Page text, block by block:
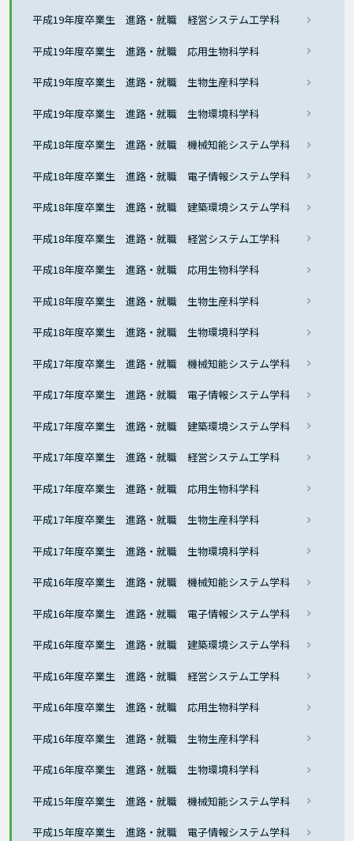
平成19年度卒業生 進路・就職 経営システム工学科
平成19年度卒業生 進路・就職 応用生物科学科
平成19年度卒業生 進路・就職 生物生産科学科
平成19年度卒業生 進路・就職 生物環境科学科
平成18年度卒業生 進路・就職 機械知能システム学科
平成18年度卒業生 進路・就職 電子情報システム学科
平成18年度卒業生 進路・就職 建築環境システム学科
平成18年度卒業生 進路・就職 経営システム工学科
平成18年度卒業生 進路・就職 応用生物科学科
平成18年度卒業生 進路・就職 生物生産科学科
平成18年度卒業生 進路・就職 生物環境科学科
平成17年度卒業生 進路・就職 機械知能システム学科
平成17年度卒業生 進路・就職 電子情報システム学科
平成17年度卒業生 進路・就職 建築環境システム学科
平成17年度卒業生 進路・就職 経営システム工学科
平成17年度卒業生 進路・就職 応用生物科学科
平成17年度卒業生 進路・就職 生物生産科学科
平成17年度卒業生 進路・就職 生物環境科学科
平成16年度卒業生 進路・就職 機械知能システム学科
平成16年度卒業生 進路・就職 電子情報システム学科
平成16年度卒業生 進路・就職 建築環境システム学科
平成16年度卒業生 進路・就職 経営システム工学科
平成16年度卒業生 進路・就職 応用生物科学科
平成16年度卒業生 進路・就職 生物生産科学科
平成16年度卒業生 進路・就職 生物環境科学科
平成15年度卒業生 進路・就職 機械知能システム学科
平成15年度卒業生 進路・就職 電子情報システム学科